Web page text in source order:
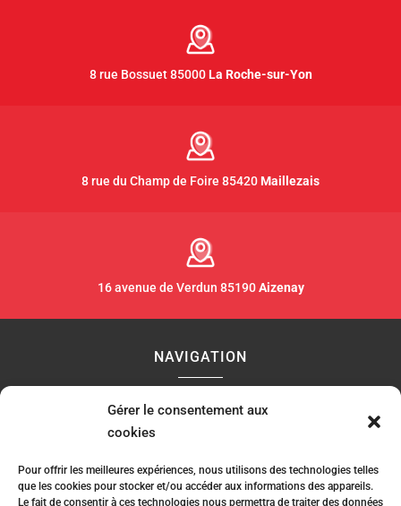
Gérer le consentement aux
cookies
Pour offrir les meilleures expériences, nous utilisons des technologies telles
que les cookies pour stocker et/ou accéder aux informations des appareils.
Le fait de consentir à ces technologies nous permettra de traiter des données
8 rue Bossuet 85000La Roche-sur-Yon
8 rue du Champ de Foire 85420 Maillezais
16 avenue de Verdun 85190Aizenay
NAVIGATION
Accueil Contact
Plan du site
Secteurs